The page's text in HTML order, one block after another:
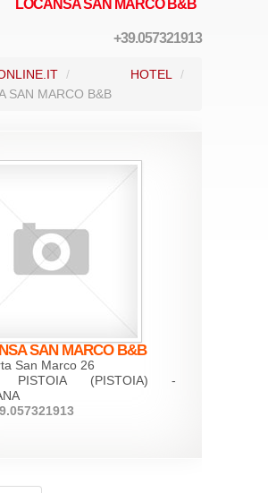
LOCANSA SAN MARCO B&B
+39.057321913
/ HOTEL
/
SAN MARCO B&B
SAN MARCO B&B
San Marco 26
PISTOIA (PISTOIA) -